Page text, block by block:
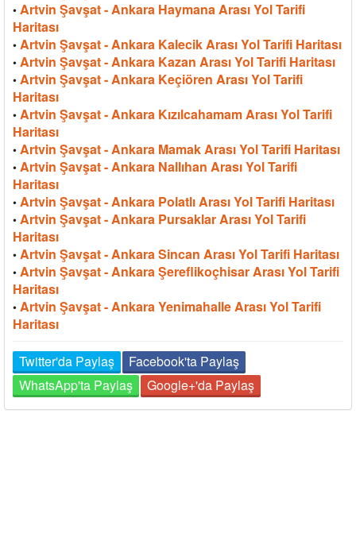
• Artvin Şavşat - Ankara Haymana Arası Yol Tarifi
Haritası
• Artvin Şavşat - Ankara Kalecik Arası Yol Tarifi Haritası
• Artvin Şavşat - Ankara Kazan Arası Yol Tarifi Haritası
• Artvin Şavşat - Ankara Keçiören Arası Yol Tarifi
Haritası
• Artvin Şavşat - Ankara Kızılcahamam Arası Yol Tarifi
Haritası
• Artvin Şavşat - Ankara Mamak Arası Yol Tarifi Haritası
• Artvin Şavşat - Ankara Nallıhan Arası Yol Tarifi
Haritası
• Artvin Şavşat - Ankara Polatlı Arası Yol Tarifi Haritası
• Artvin Şavşat - Ankara Pursaklar Arası Yol Tarifi
Haritası
• Artvin Şavşat - Ankara Sincan Arası Yol Tarifi Haritası
• Artvin Şavşat - Ankara Şereflikoçhisar Arası Yol Tarifi
Haritası
• Artvin Şavşat - Ankara Yenimahalle Arası Yol Tarifi
Haritası
Twitter'da Paylaş
Facebook'ta Paylaş
WhatsApp'ta Paylaş
Google+'da Paylaş